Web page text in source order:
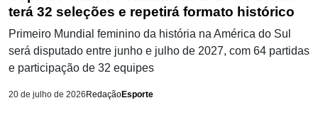
terá 32 seleções e repetirá formato histórico
Primeiro Mundial feminino da história na América do Sul
será disputado entre junho e julho de 2027, com 64 partidas
e participação de 32 equipes
20 de julho de 2026 RedaçãoEsporte